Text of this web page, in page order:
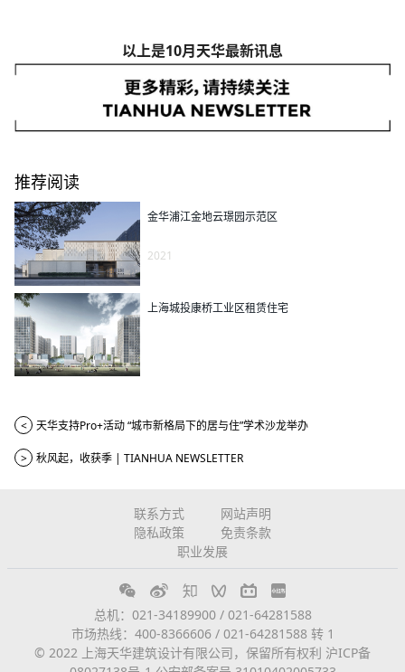
以上是10月天华最新讯息
推荐阅读
金华浦江金地云璟园示范区
2021
上海城投康桥工业区租赁住宅
< 天华支持Pro+活动 “城市新格局下的居与住”学术沙龙举办
> 秋风起，收获季 | TIANHUA NEWSLETTER
联系方式
网站声明
隐私政策
免责条款
职业发展
总机：021-34189900 / 021-64281588
市场热线：400-8366606 / 021-64281588 转 1
© 2022 上海天华建筑设计有限公司，保留所有权利 沪ICP备